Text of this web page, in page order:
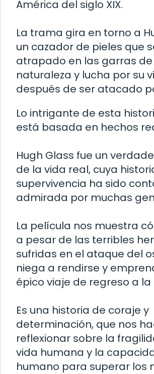
América del siglo XIX.
La trama gira en torno a
un cazador de pieles que
atrapado en las garras de
naturaleza y lucha por su
después de ser atacado
Lo intrigante de esta
está basada en hechos
Hugh Glass fue un
de la vida real, cuya
supervivencia ha sido
admirada por muchas
La película nos muestra
a pesar de las terribles
sufridas en el ataque del
niega a rendirse y
épico viaje de regreso a la
Es una historia de coraje y
determinación, que nos
reflexionar sobre la
vida humana y la
humano para superar los